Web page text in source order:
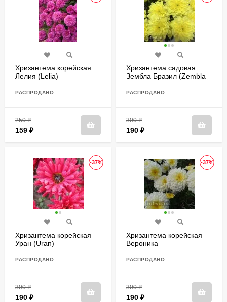
Хризантема корейская
Лелия (Lelia)
РАСПРОДАНО
250₽
159 ₽
Хризантема садовая
Зембла Бразил (Zembla
РАСПРОДАНО
300₽
190 ₽
-37%
Хризантема корейская
Уран (Uran)
РАСПРОДАНО
300₽
190 ₽
-37%
Хризантема корейская
Вероника
РАСПРОДАНО
300₽
190 ₽